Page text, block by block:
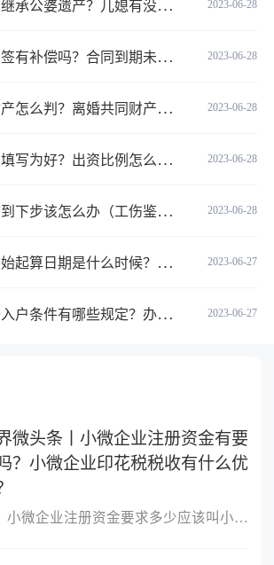
2023-06-28
遗产？儿媳有没有赡养老人的义务？
2023-06-28
合同到期未提前30天通知怎么赔偿？ 当前速看
2023-06-28
？离婚共同财产有哪些？_焦点快报
2023-06-28
为好？出资比例怎么填写？
2023-06-28
（工伤鉴定后要是对伤残等级结论不服怎么办）
2023-06-27
时候？缺陷责任终止证书签发的必要条件是什么？
2023-06-27
规定？办理收养登记的事实收养情况有几种？
微头条丨小微企业注册资金有要
？小微企业印花税税收有什么优
一、小微企业注册资金要求多少应该叫小微企业，小微企业的概念跟注